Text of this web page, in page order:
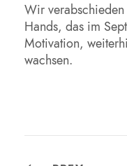
Wir verabschieden
Hands, das im
Motivation,
wachsen.